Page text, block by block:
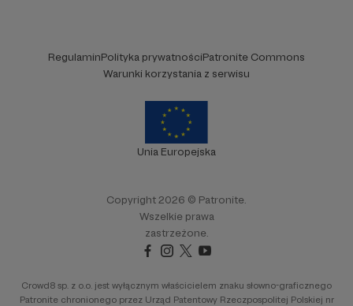
RegulaminPolityka prywatnościPatronite Commons
Warunki korzystania z serwisu
Unia Europejska
Copyright 2026 © Patronite.
Wszelkie prawa
zastrzeżone.
Crowd8 sp. z o.o. jest wyłącznym właścicielem znaku słowno-graficznego
Patronite chronionego przez Urząd Patentowy Rzeczpospolitej Polskiej nr